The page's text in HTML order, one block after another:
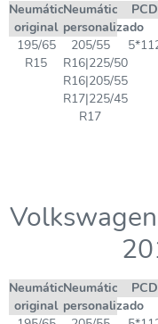
Neumático
original
Neumático
personalizado
PCD
195/65
R15
205/55
R16|225/50
R16|205/55
R17|225/45
R17
Neumático
original
Neumático
personalizado
PCD